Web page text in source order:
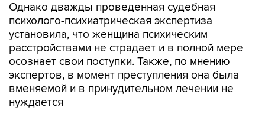
Однако дважды проведенная судебная
психолого-психиатрическая экспертиза
установила, что женщина психическим
расстройствами не страдает и в полной мере
осознает свои поступки. Также, по мнению
экспертов, в момент преступления она была
вменяемой и в принудительном лечении не
нуждается